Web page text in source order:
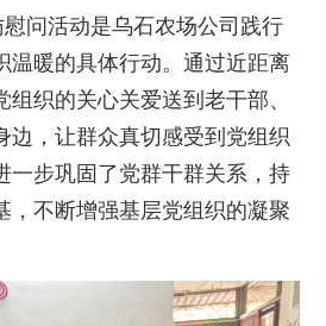
问活动是乌石农场公司践行
温暖的具体行动。通过近距离
织的关心关爱送到老干部、
边，让群众真切感受到党组织
一步巩固了党群干群关系，持
，不断增强基层党组织的凝聚